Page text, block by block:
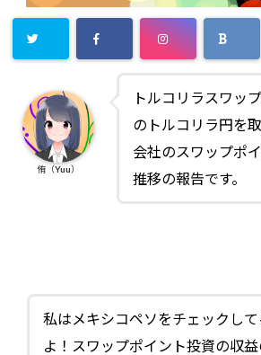
トルコリラスワッ
のトルコリラ円を
会社のスワップポ
推移の報告です。
侑（Yuu）
私はメキシコペソをチェックして
よ！スワップポイント投資の収益